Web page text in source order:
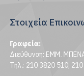
Στοιχεία
Γραφεία:
Διεύθυνση: ΕΜΜ.
Τηλ.: 210 3820 510,